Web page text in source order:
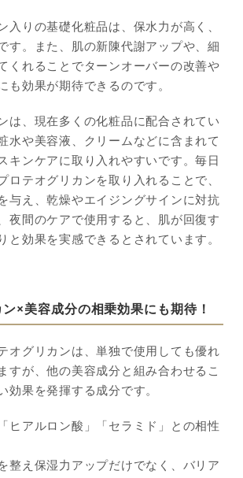
入りの基礎化粧品は、保水力が高く、
す。また、肌の新陳代謝アップや、細
くれることでターンオーバーの改善や
も効果が期待できるのです。
は、現在多くの化粧品に配合されてい
水や美容液、クリームなどに含まれて
キンケアに取り入れやすいです。毎日
ロテオグリカンを取り入れることで、
与え、乾燥やエイジングサインに対抗
夜間のケアで使用すると、肌が回復す
と効果を実感できるとされています。
×美容成分の相乗効果にも期待！
オグリカンは、単独で使用しても優れ
すが、他の美容成分と組み合わせるこ
効果を発揮する成分です。
ヒアルロン酸」「セラミド」との相性
整え保湿力アップだけでなく、バリア